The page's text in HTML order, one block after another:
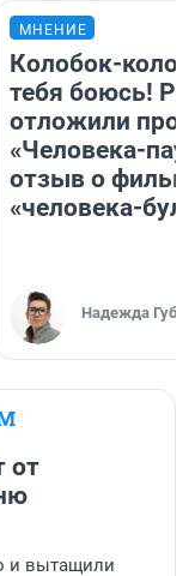
МНЕНИЕ
Колобок-
тебя боюсь!
отложили
«Человека-
отзыв о
«человека-
Надежда
от
и вытащили